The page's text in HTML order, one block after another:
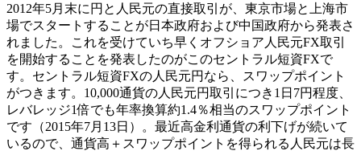
2012年5月末に円と人民元の直接取引が、東京市場と上海市
場でスタートすることが日本政府および中国政府から発表さ
れました。これを受けていち早くオフショア人民元FX取引
を開始することを発表したのがこのセントラル短資FXで
す。セントラル短資FXの人民元円なら、スワップポイント
がつきます。10,000通貨の人民元円取引につき1日7円程度、
レバレッジ1倍でも年率換算約1.4％相当のスワップポイント
です（2015年7月13日）。最近高金利通貨の利下げが続いて
いるので、 通貨高＋スワップポイントを得られる人民元は長